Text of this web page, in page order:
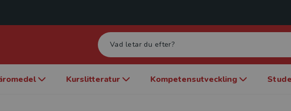
Kurslitteratur Kompetensutveckling